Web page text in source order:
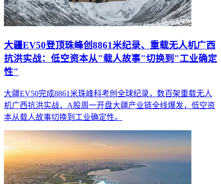
大疆EV50登顶珠峰创8861米纪录、重载无人机广西
抗洪实战：低空资本从"载人故事"切换到"工业确定
性"
大疆EV50完成8861米珠峰科考创全球纪录，数百架重载无人
机广西抗洪实战，A股周一开盘大疆产业链全线爆发，低空资
本从载人故事切换到工业确定性。